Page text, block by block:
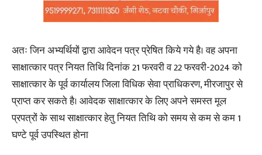
अतः जिन अभ्यर्थियों द्वारा आवेदन पत्र प्रेषित किये गये है। वह अपना
साक्षात्कार पत्र नियत तिथि दिनांक 21 फरवरी व 22 फरवरी-2024 को
साक्षात्कार के पूर्व कार्यालय जिला विधिक सेवा प्राधिकरण, मीरजापुर से
प्राप्त कर सकते है। आवेदक साक्षात्कार के लिए अपने समस्त मूल
प्रपत्रों के साथ साक्षात्कार हेतु नियत तिथि को समय से कम से कम 1
घण्टे पूर्व उपस्थित होना